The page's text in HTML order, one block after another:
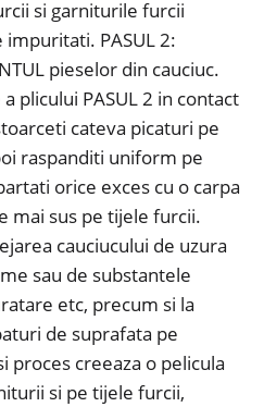
si garniturile furcii
impuritati. PASUL 2:
pieselor din cauciuc.
plicului PASUL 2 in contact
cateva picaturi pe
raspanditi uniform pe
orice exces cu o carpa
mai sus pe tijele furcii.
cauciucului de uzura
sau de substantele
etc, precum si la
de suprafata pe
proces creeaza o pelicula
si pe tijele furcii,